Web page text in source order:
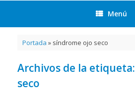
Menú
Portada » síndrome ojo seco
Archivos de la etiqueta:
seco